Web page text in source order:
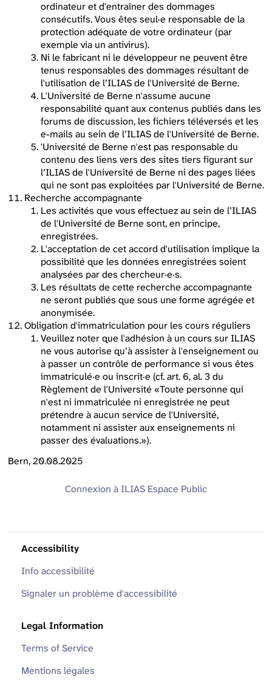
ordinateur et d'entraîner des dommages
consécutifs. Vous êtes seul·e responsable de la
protection adéquate de votre ordinateur (par
exemple via un antivirus).
Ni le fabricant ni le développeur ne peuvent être
tenus responsables des dommages résultant de
l'utilisation de l’ILIAS de l'Université de Berne.
L'Université de Berne n'assume aucune
responsabilité quant aux contenus publiés dans les
forums de discussion, les fichiers téléversés et les
e-mails au sein de l’ILIAS de l'Université de Berne.
'Université de Berne n'est pas responsable du
contenu des liens vers des sites tiers figurant sur
l’ILIAS de l'Université de Berne ni des pages liées
qui ne sont pas exploitées par l'Université de Berne.
Recherche accompagnante
Les activités que vous effectuez au sein de l’ILIAS
de l'Université de Berne sont, en principe,
enregistrées.
L'acceptation de cet accord d'utilisation implique la
possibilité que les données enregistrées soient
analysées par des chercheur·e·s.
Les résultats de cette recherche accompagnante
ne seront publiés que sous une forme agrégée et
anonymisée.
Obligation d'immatriculation pour les cours réguliers
Veuillez noter que l'adhésion à un cours sur ILIAS
ne vous autorise qu’à assister à l'enseignement ou
à passer un contrôle de performance si vous êtes
immatriculé·e ou inscrit·e (cf. art. 6, al. 3 du
Règlement de l'Université «Toute personne qui
n'est ni immatriculée ni enregistrée ne peut
prétendre à aucun service de l'Université,
notamment ni assister aux enseignements ni
passer des évaluations.»).
Bern, 20.08.2025
Connexion à ILIAS Espace Public
Accessibility
Info accessibilité
Signaler un problème d'accessibilité
Legal Information
Terms of Service
Mentions légales